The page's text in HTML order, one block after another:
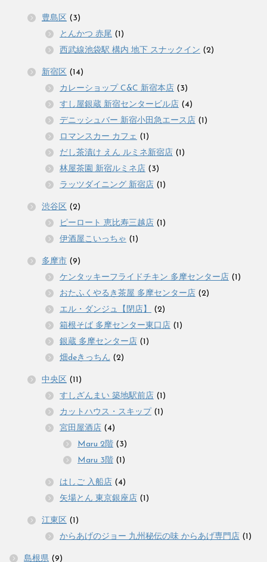
豊島区 (3)
とんかつ 赤尾 (1)
西武線池袋駅 構内 地下 スナックイン (2)
新宿区 (14)
カレーショップ C&C 新宿本店 (3)
すし屋銀蔵 新宿センタービル店 (4)
デニッシュバー 新宿小田急エース店 (1)
ロマンスカー カフェ (1)
だし茶漬け えん ルミネ新宿店 (1)
林屋茶園 新宿ルミネ店 (3)
ラッツダイニング 新宿店 (1)
渋谷区 (2)
ピーロート 恵比寿三越店 (1)
伊酒屋こいっちゃ (1)
多摩市 (9)
ケンタッキーフライドチキン 多摩センター店 (1)
おたふくやるき茶屋 多摩センター店 (2)
エル・ダンジュ【閉店】
(2)
箱根そば 多摩センター東口店 (1)
銀蔵 多摩センター店 (1)
畑deきっちん (2)
中央区 (11)
すしざんまい 築地駅前店 (1)
カットハウス・スキップ (1)
宮田屋酒店 (4)
Maru 2階 (3)
Maru 3階 (1)
はしご 入船店 (4)
矢場とん 東京銀座店 (1)
江東区 (1)
からあげのジョー 九州秘伝の味 からあげ専門店 (1)
島根県 (9)